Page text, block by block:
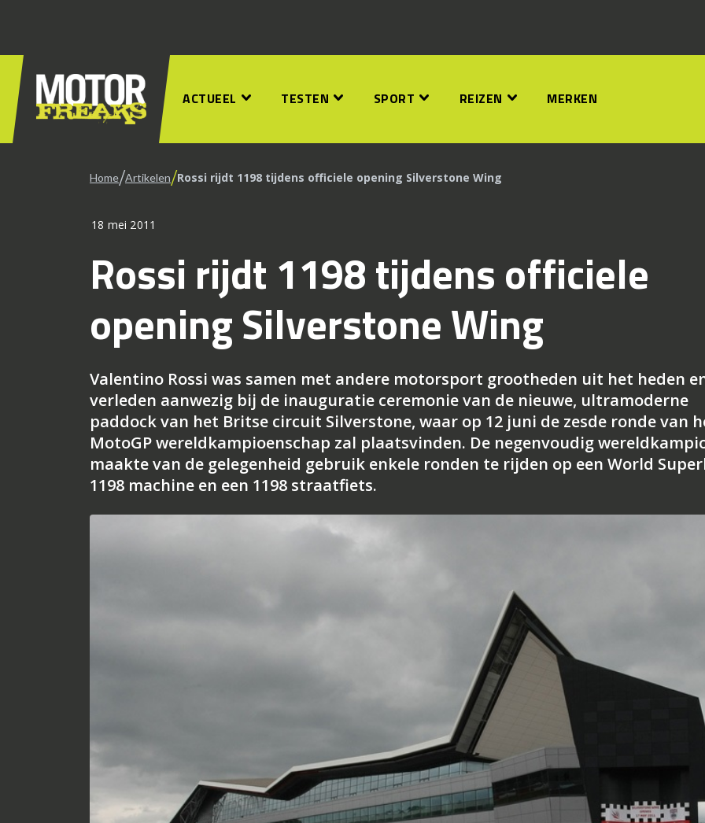
ACTUEEL TESTEN SPORT REIZEN MERKEN
Home/Artikelen/Rossi rijdt 1198 tijdens officiele opening Silverstone Wing
18 mei 2011
Rossi rijdt 1198 tijdens officiele
opening Silverstone Wing
Valentino Rossi was samen met andere motorsport grootheden uit het heden
verleden aanwezig bij de inauguratie ceremonie van de nieuwe, ultramoderne
paddock van het Britse circuit Silverstone, waar op 12 juni de zesde ronde van
MotoGP wereldkampioenschap zal plaatsvinden. De negenvoudig
maakte van de gelegenheid gebruik enkele ronden te rijden op een World
1198 machine en een 1198 straatfiets.